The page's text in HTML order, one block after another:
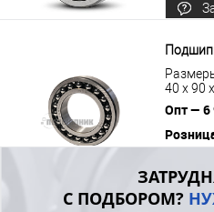
40 x 90
Опт — 6
С ПОДБОРОМ?